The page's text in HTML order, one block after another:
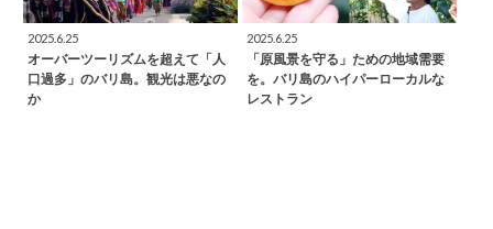
2025.6.25
オーバーツーリズムを超えて「人
口過多」のバリ島。観光は悪なの
か
2025.6.25
「原風景を守る」ための地域需要
を。バリ島のハイパーローカルな
レストラン